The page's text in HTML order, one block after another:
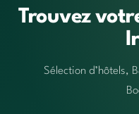
Trouvez
Sélection d’hôtels,